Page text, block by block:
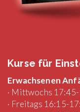
Kurse für
Erwachsenen
· Mittwochs
· Freitags 16:15-